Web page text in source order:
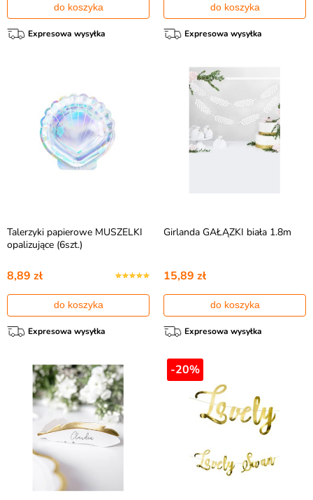
do koszyka
Expresowa wysyłka
do koszyka
Expresowa wysyłka
Talerzyki papierowe MUSZELKI
opalizujące (6szt.)
8,89 zł
do koszyka
Expresowa wysyłka
Girlanda GAŁĄZKI biała 1.8m
15,89 zł
do koszyka
Expresowa wysyłka
-20%